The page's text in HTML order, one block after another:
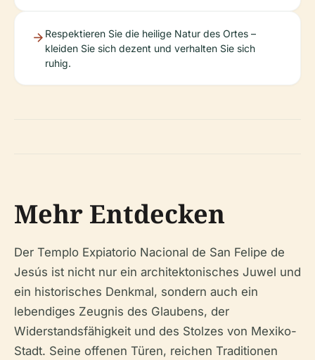
Respektieren Sie die heilige Natur des Ortes –
kleiden Sie sich dezent und verhalten Sie sich
ruhig.
Mehr Entdecken
Der Templo Expiatorio Nacional de San Felipe de
Jesús ist nicht nur ein architektonisches Juwel und
ein historisches Denkmal, sondern auch ein
lebendiges Zeugnis des Glaubens, der
Widerstandsfähigkeit und des Stolzes von Mexiko-
Stadt. Seine offenen Türen, reichen Traditionen